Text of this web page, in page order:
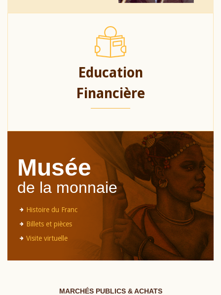
Education
Financière
Musée
de la monnaie
Histoire du Franc
Billets et pièces
Visite virtuelle
MARCHÉS PUBLICS & ACHATS